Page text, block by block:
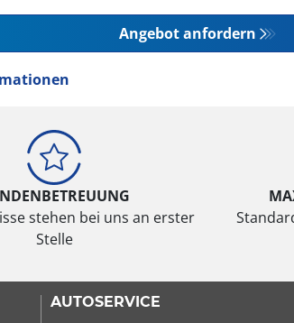
Angebot anfordern
stehen bei uns an erster
Stelle
AUTOSERVICE